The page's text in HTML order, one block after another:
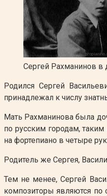
Сергей Рахманинов в
Родился Сергей
принадлежал к числу
Мать Рахманинова была
по русским городам,
на фортепиано в четыре
Родитель же Сергея,
Тем не менее, Сергей
композиторы являются по